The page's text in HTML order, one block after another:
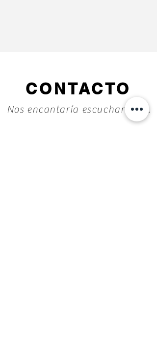
CONTACTO
Nos encantaría escuchar de ti.